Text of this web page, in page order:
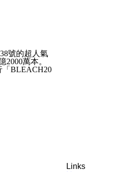
38號的超人氣
2000萬本。
BLEACH20
Links